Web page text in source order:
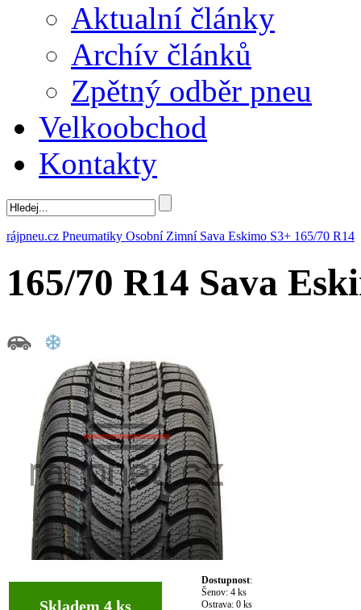
Aktualní články
Archív článků
Zpětný odběr pneu
Velkoobchod
Kontakty
rájpneu.cz Pneumatiky Osobní Zimní Sava Eskimo S3+ 165/70 R14
165/70 R14 Sava
Skladem 4 ks
Dostupnost:
Šenov: 4 ks
Ostrava: 0 ks